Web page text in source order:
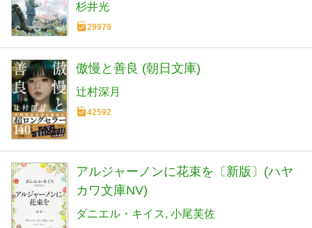
杉井光
29979
傲慢と善良 (朝日文庫)
辻村深月
42592
アルジャーノンに花束を〔新版〕(ハヤ
カワ文庫NV)
ダニエル・キイス 小尾芙佐